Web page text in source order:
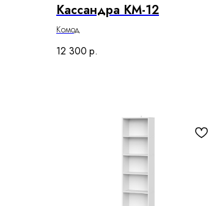
Кассандра КМ-12
Комод
12 300 р.